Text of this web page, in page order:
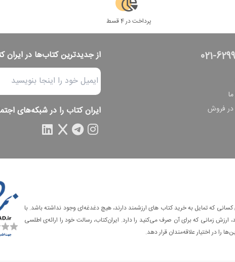
پرداخت در 4 قسط
021-
فروش
از جدیدترین کتاب‌ها در ایران
ایران کتاب را در شبکه‌های
که تمایل به خرید کتاب های ارزشمند دارند، هیچ دغدغه‌ای وجود نداشته باشد. با
زمانی که برای آن صرف می‌کنید را دارد. ایران‌کتاب، رسالت خود را ارائه‌ی اطلسی
را در اختیار علاقه‌مندان قرار دهد.